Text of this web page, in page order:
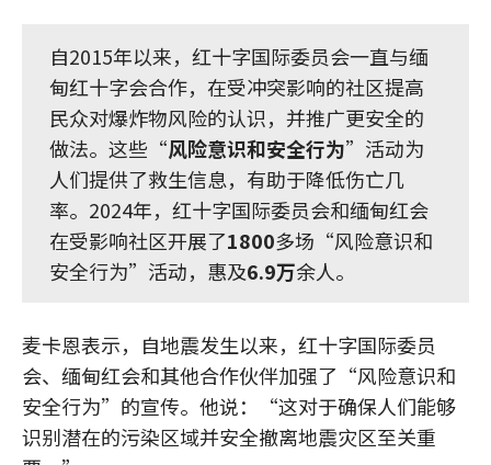
自2015年以来，红十字国际委员会一直与缅
甸红十字会合作，在受冲突影响的社区提高
民众对爆炸物风险的认识，并推广更安全的
做法。这些“风险意识和安全行为”活动为
人们提供了救生信息，有助于降低伤亡几
率。2024年，红十字国际委员会和缅甸红会
在受影响社区开展了1800多场“风险意识和
安全行为”活动，惠及6.9万余人。
麦卡恩表示，自地震发生以来，红十字国际委员
会、缅甸红会和其他合作伙伴加强了“风险意识和
安全行为”的宣传。他说：“这对于确保人们能够
识别潜在的污染区域并安全撤离地震灾区至关重